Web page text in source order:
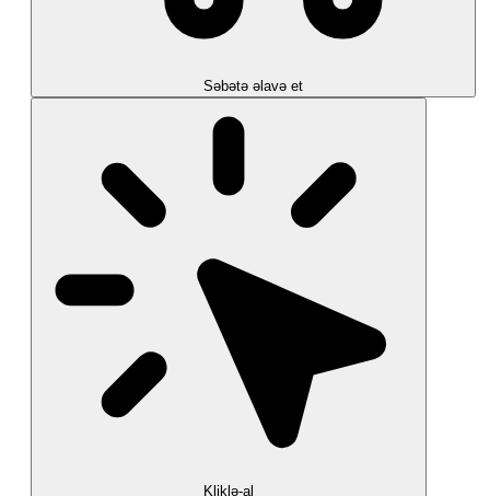
Səbətə əlavə et
Kliklə-al